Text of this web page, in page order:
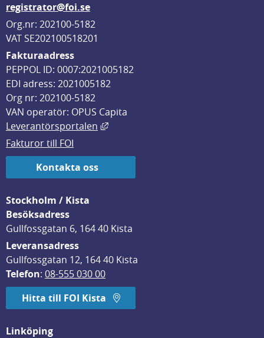
registrator@foi.se
Org.nr: 202100-5182
VAT SE202100518201
Fakturaadress
PEPPOL ID: 0007:2021005182
EDI adress: 2021005182
Org nr: 202100-5182
VAN operatör: OPUS Capita
Leverantörsportalen
Länk till annan webbplats, öppnas
Fakturor till FOI
Kontakta oss
Stockholm / Kista
Besöksadress
Gullfossgatan 6, 164 40 Kista
Leveransadress
Gullfossgatan 12, 164 40 Kista
Telefon: 08-555 030 00
Hitta till FOI Kista
Linköping